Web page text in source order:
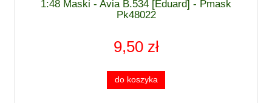
1:48 Maski - Avia B.534 [Eduard] - Pmask
Pk48022
9,50 zł
do koszyka